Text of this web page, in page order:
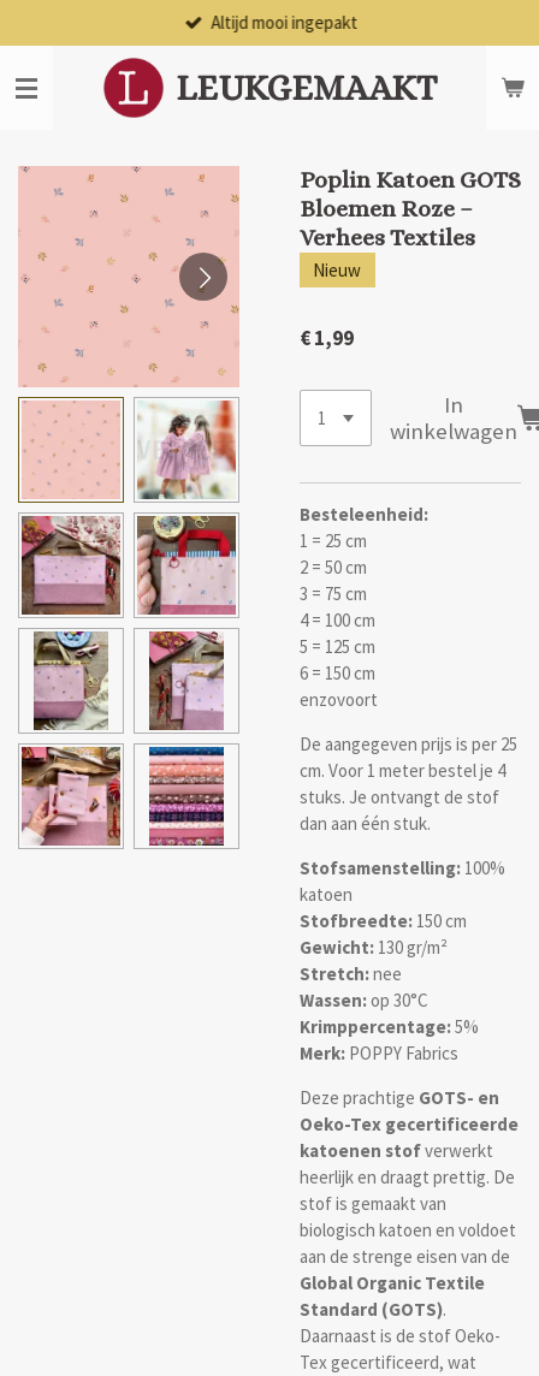
direct
naar
de
LEUKGEMAAKT
Altijd mooi ingepakt
Poplin Katoen GOTS
Bloemen Roze –
Verhees Textiles
Nieuw
€ 1,99
In
winkelwagen
Besteleenheid:
1 = 25 cm
2 = 50 cm
3 = 75 cm
4 = 100 cm
5 = 125 cm
6 = 150 cm
enzovoort
De aangegeven prijs is per 25
cm. Voor 1 meter bestel je 4
stuks. Je ontvangt de stof
dan aan één stuk.
Stofsamenstelling: 100%
katoen
Stofbreedte: 150 cm
Gewicht: 130 gr/m²
Stretch:nee
Wassen:op 30°C
Krimppercentage:5%
Merk: POPPY Fabrics
Deze prachtige GOTS- en
Oeko-Tex gecertificeerde
katoenen stofverwerkt
heerlijk en draagt prettig. De
stof is gemaakt van
biologisch katoen en voldoet
aan de strenge eisen van de
Global Organic Textile
Standard (GOTS).
Daarnaast is de stof Oeko-
Tex gecertificeerd, wat